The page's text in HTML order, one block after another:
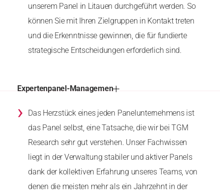
unserem Panel in Litauen durchgeführt werden. So
können Sie mit Ihren Zielgruppen in Kontakt treten
und die Erkenntnisse gewinnen, die für fundierte
strategische Entscheidungen erforderlich sind.
Expertenpanel-Managemen
›
Das Herzstück eines jeden Panelunternehmens ist
das Panel selbst, eine Tatsache, die wir bei TGM
Research sehr gut verstehen. Unser Fachwissen
liegt in der Verwaltung stabiler und aktiver Panels
dank der kollektiven Erfahrung unseres Teams, von
denen die meisten mehr als ein Jahrzehnt in der